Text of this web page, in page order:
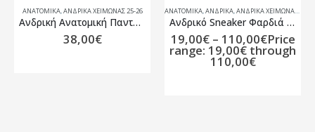
ΑΝΑΤΟΜΙΚΆ,ΑΝΔΡΙΚΆ ΧΕΙΜΏΝΑΣ 25-26
Ανδρική Ανατομική Παντόφλα FlyFlot
38,00€
ΑΝΑΤΟΜΙΚΆ,ΑΝΔΡΙΚΑ,ΑΝΔΡΙΚΆ ΧΕΙΜΏΝΑΣ 25-26
Ανδρικό Sneaker Φαρδιά Γραμμή.
19,00€ – 110,00€Price
range: 19,00€ through
110,00€